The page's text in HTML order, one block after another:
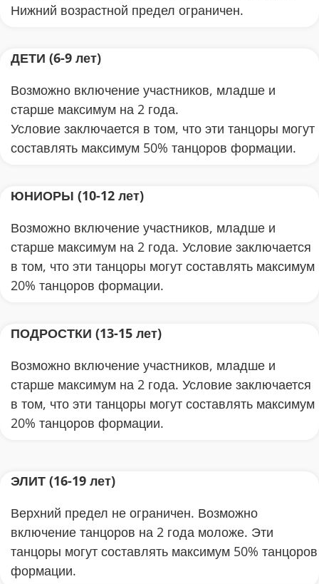
Нижний возрастной предел ограничен.
ДЕТИ (6-9 лет)
Возможно включение участников, младше и
старше максимум на 2 года.
Условие заключается в том, что эти танцоры могут
составлять максимум 50% танцоров формации.
ЮНИОРЫ (10-12 лет)
Возможно включение участников, младше и
старше максимум на 2 года. Условие заключается
в том, что эти танцоры могут составлять максимум
20% танцоров формации.
ПОДРОСТКИ (13-15 лет)
Возможно включение участников, младше и
старше максимум на 2 года. Условие заключается
в том, что эти танцоры могут составлять максимум
20% танцоров формации.
ЭЛИТ (16-19 лет)
Верхний предел не ограничен. Возможно
включение танцоров на 2 года моложе. Эти
танцоры могут составлять максимум 50% танцоров
формации.